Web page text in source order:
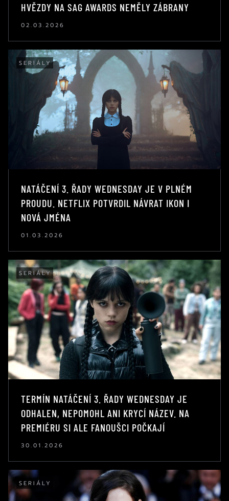
HVĚZDY NA SAG AWARDS NEMĚLY ZÁBRANY
02.03.2026
SERIÁLY
NATÁČENÍ 3. ŘADY WEDNESDAY JE V PLNÉM
PROUDU. NETFLIX POTVRDIL NÁVRAT IKON I
NOVÁ JMÉNA
01.03.2026
SERIÁLY
TERMÍN NATÁČENÍ 3. ŘADY WEDNESDAY JE
ODHALEN, NEPOMOHL ANI KRYCÍ NÁZEV. NA
PREMIÉRU SI ALE FANOUŠCI POČKAJÍ
30.01.2026
SERIÁLY